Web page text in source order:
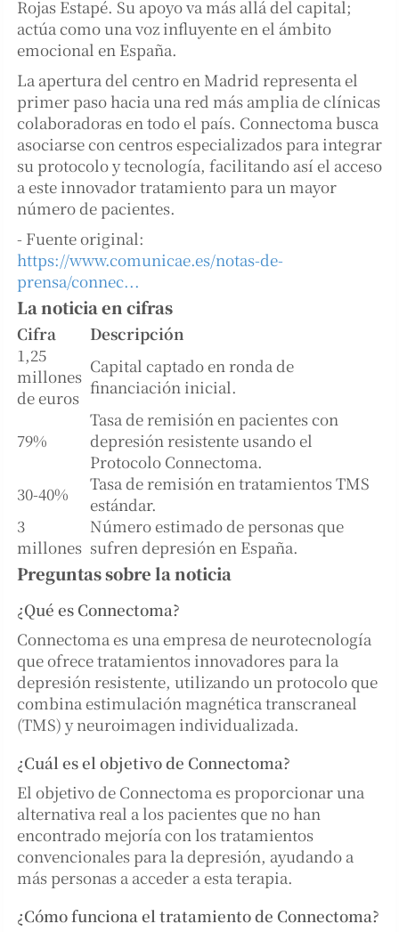
Rojas Estapé. Su apoyo va más allá del capital;
actúa como una voz influyente en el ámbito
emocional en España.
La apertura del centro en Madrid representa el
primer paso hacia una red más amplia de clínicas
colaboradoras en todo el país. Connectoma busca
asociarse con centros especializados para integrar
su protocolo y tecnología, facilitando así el acceso
a este innovador tratamiento para un mayor
número de pacientes.
- Fuente original:
https://www.comunicae.es/notas-de-
prensa/connec...
La noticia en cifras
Cifra
Descripción
1,25
millones
de euros
Capital captado en ronda de
financiación inicial.
79%
Tasa de remisión en pacientes con
depresión resistente usando el
Protocolo Connectoma.
30-40%
Tasa de remisión en tratamientos TMS
estándar.
3
millones
Número estimado de personas que
sufren depresión en España.
Preguntas sobre la noticia
¿Qué es Connectoma?
Connectoma es una empresa de neurotecnología
que ofrece tratamientos innovadores para la
depresión resistente, utilizando un protocolo que
combina estimulación magnética transcraneal
(TMS) y neuroimagen individualizada.
¿Cuál es el objetivo de Connectoma?
El objetivo de Connectoma es proporcionar una
alternativa real a los pacientes que no han
encontrado mejoría con los tratamientos
convencionales para la depresión, ayudando a
más personas a acceder a esta terapia.
¿Cómo funciona el tratamiento de Connectoma?